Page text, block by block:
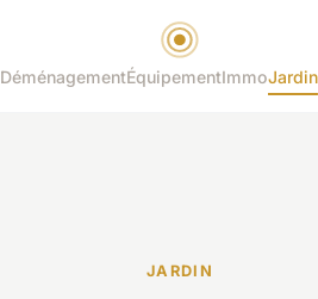
DéménagementÉquipementImmoJardin
JARDIN